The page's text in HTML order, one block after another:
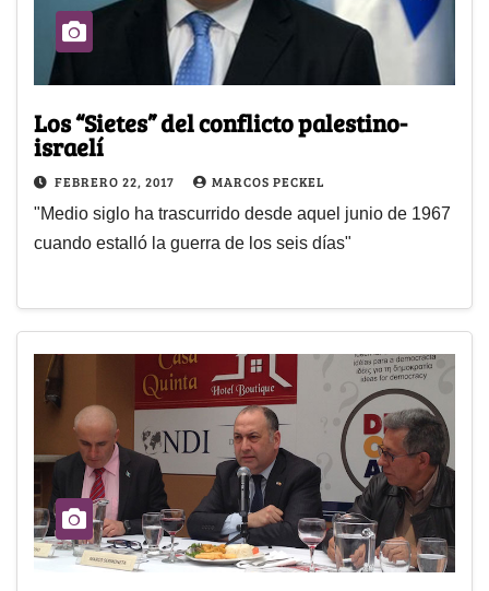
Los “Sietes” del conflicto palestino-
israelí
FEBRERO 22, 2017 MARCOS PECKEL
"Medio siglo ha trascurrido desde aquel junio de 1967
cuando estalló la guerra de los seis días"